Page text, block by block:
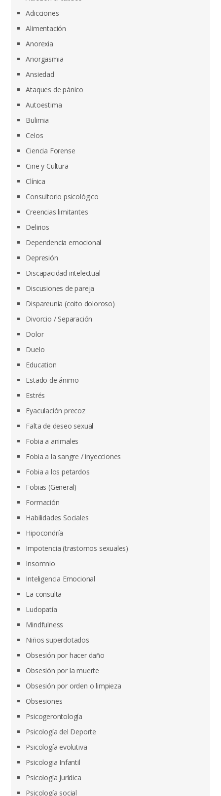
Adicciones
Alimentación
Anorexia
Anorgasmia
Ansiedad
Ataques de pánico
Autoestima
Bulimia
Celos
Ciencia Forense
Cine y Cultura
Clínica
Consultorio psicológico
Creencias limitantes
Delirios
Dependencia emocional
Depresión
Discapacidad intelectual
Discusiones de pareja
Dispareunia (coito doloroso)
Divorcio / Separación
Dolor
Duelo
Education
Estado de ánimo
Estrés
Eyaculación precoz
Falta de deseo sexual
Fobia a animales
Fobia a la sangre / inyecciones
Fobia a los petardos
Fobias (General)
Formación
Habilidades Sociales
Hipocondría
Impotencia (trastornos sexuales)
Insomnio
Inteligencia Emocional
La consulta
Ludopatía
Mindfulness
Niños superdotados
Obsesión por hacer daño
Obsesión por la muerte
Obsesión por orden o limpieza
Obsesiones
Psicogerontología
Psicología del Deporte
Psicología evolutiva
Psicologia Infantil
Psicología Jurídica
Psicología social